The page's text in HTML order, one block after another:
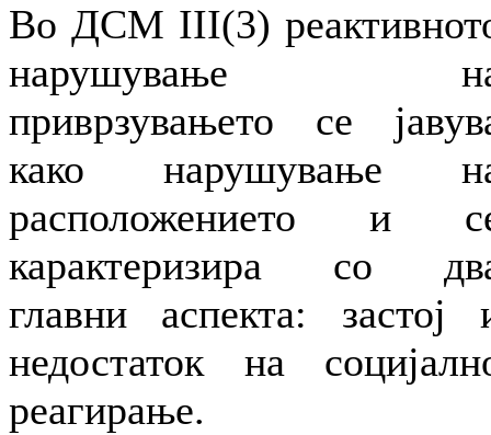
Во ДСМ III(3)
нарушување
приврзувањето се
како нарушување
расположението и
карактеризира со
главни аспекта: застој
недостаток на
реагирање.